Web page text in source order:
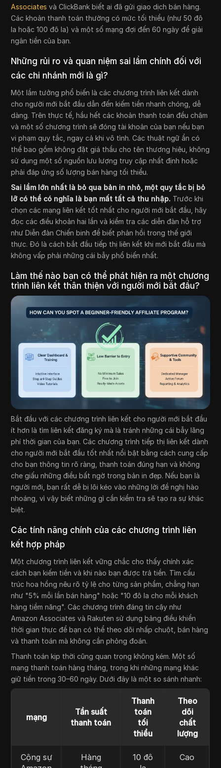
Associates và ClickBank biết ai đã gửi giao dịch bán hàng.
Các khoản thanh toán thường có mức tối thiểu (như 50 đô
la hoặc 100 đô la) và một số mạng đợi đến 60 ngày để giải
ngân tiền của bạn.
Những rủi ro và quan niệm sai lầm chính đối với
các chi nhánh mới là gì?
Một lầm tưởng phổ biến là các chương trình liên kết dành
cho người mới bắt đầu dẫn đến kiếm tiền nhanh chóng, dễ
dàng. Trên thực tế, hầu hết các khoản thanh toán đều chậm
và một số chương trình sẽ đóng tài khoản của bạn nếu bạn
vi phạm quy tắc, ngay cả khi vô tình. Các thuật ngữ ẩn có
thể bao gồm không đặt giá thầu cho tên thương hiệu, không
sử dụng một số nguồn lưu lượng truy cập nhất định hoặc
phải đáp ứng số lượng bán hàng tối thiểu.
Sai lầm lớn nhất là bỏ qua bản in nhỏ, một quy tắc bị bỏ
lỡ có thể có nghĩa là bạn mất tất cả thu nhập. Trước khi
chọn các mạng liên kết tốt nhất cho người mới bắt đầu, hãy
đọc các điều khoản hai lần và kiểm tra các diễn đàn hỗ trợ
như Diễn đàn Chiến binh để biết phản hồi trong thế giới
thực. Đó là cách bắt đầu tiếp thị liên kết khi mới bắt đầu mà
không vấp phải những cái bẫy phổ biến nhất.
Làm thế nào bạn có thể phát hiện ra một chương
trình liên kết thân thiện với người mới bắt đầu?
Bắt đầu với các chương trình liên kết cho người mới bắt đầu
ít hơn là tìm liên kết đăng ký mà là tránh những cái bẫy lãng
phí thời gian của bạn. Các chương trình tiếp thị liên kết dành
cho người mới bắt đầu tốt nhất nổi bật bằng cách cung cấp
cho bạn thông tin rõ ràng, thanh toán đúng hạn và không
che giấu những điều bất ngờ trong bản in đẹp. Nếu bạn là
người mới, bạn rất dễ bị lôi kéo vào những lời đề nghị hào
nhoáng, vì vậy biết những gì cần kiểm tra sẽ tạo ra sự khác
biệt.
Các tính năng chính của các chương trình liên
kết hợp pháp
Một chương trình liên kết vững chắc cho thấy chính xác
cách bạn kiếm tiền và khi nào bạn được trả tiền. Tìm cấu
trúc hoa hồng nêu rõ tỷ lệ cho từng sản phẩm, chẳng hạn
như "5% mỗi lần bán hàng" hoặc "10 đô la cho mỗi khách
hàng tiềm năng". Các chương trình đáng tin cậy như
Amazon Associates và Rakuten sử dụng bảng điều khiển
thời gian thực để bạn có thể theo dõi nhấp chuột, bán hàng
và thanh toán mà không cần phỏng đoán.
Thanh toán kịp thời cũng quan trọng không kém. Một số
mạng thanh toán hàng tháng, trong khi những mạng khác
giữ tiền trong 30–60 ngày. Dưới đây là một so sánh nhanh:
mạng
Tần suất
thanh toán
Thanh
toán
tối
thiểu
Theo
dõi
chất
lượng
Cộng sự
Hàng
10 đô
Cao